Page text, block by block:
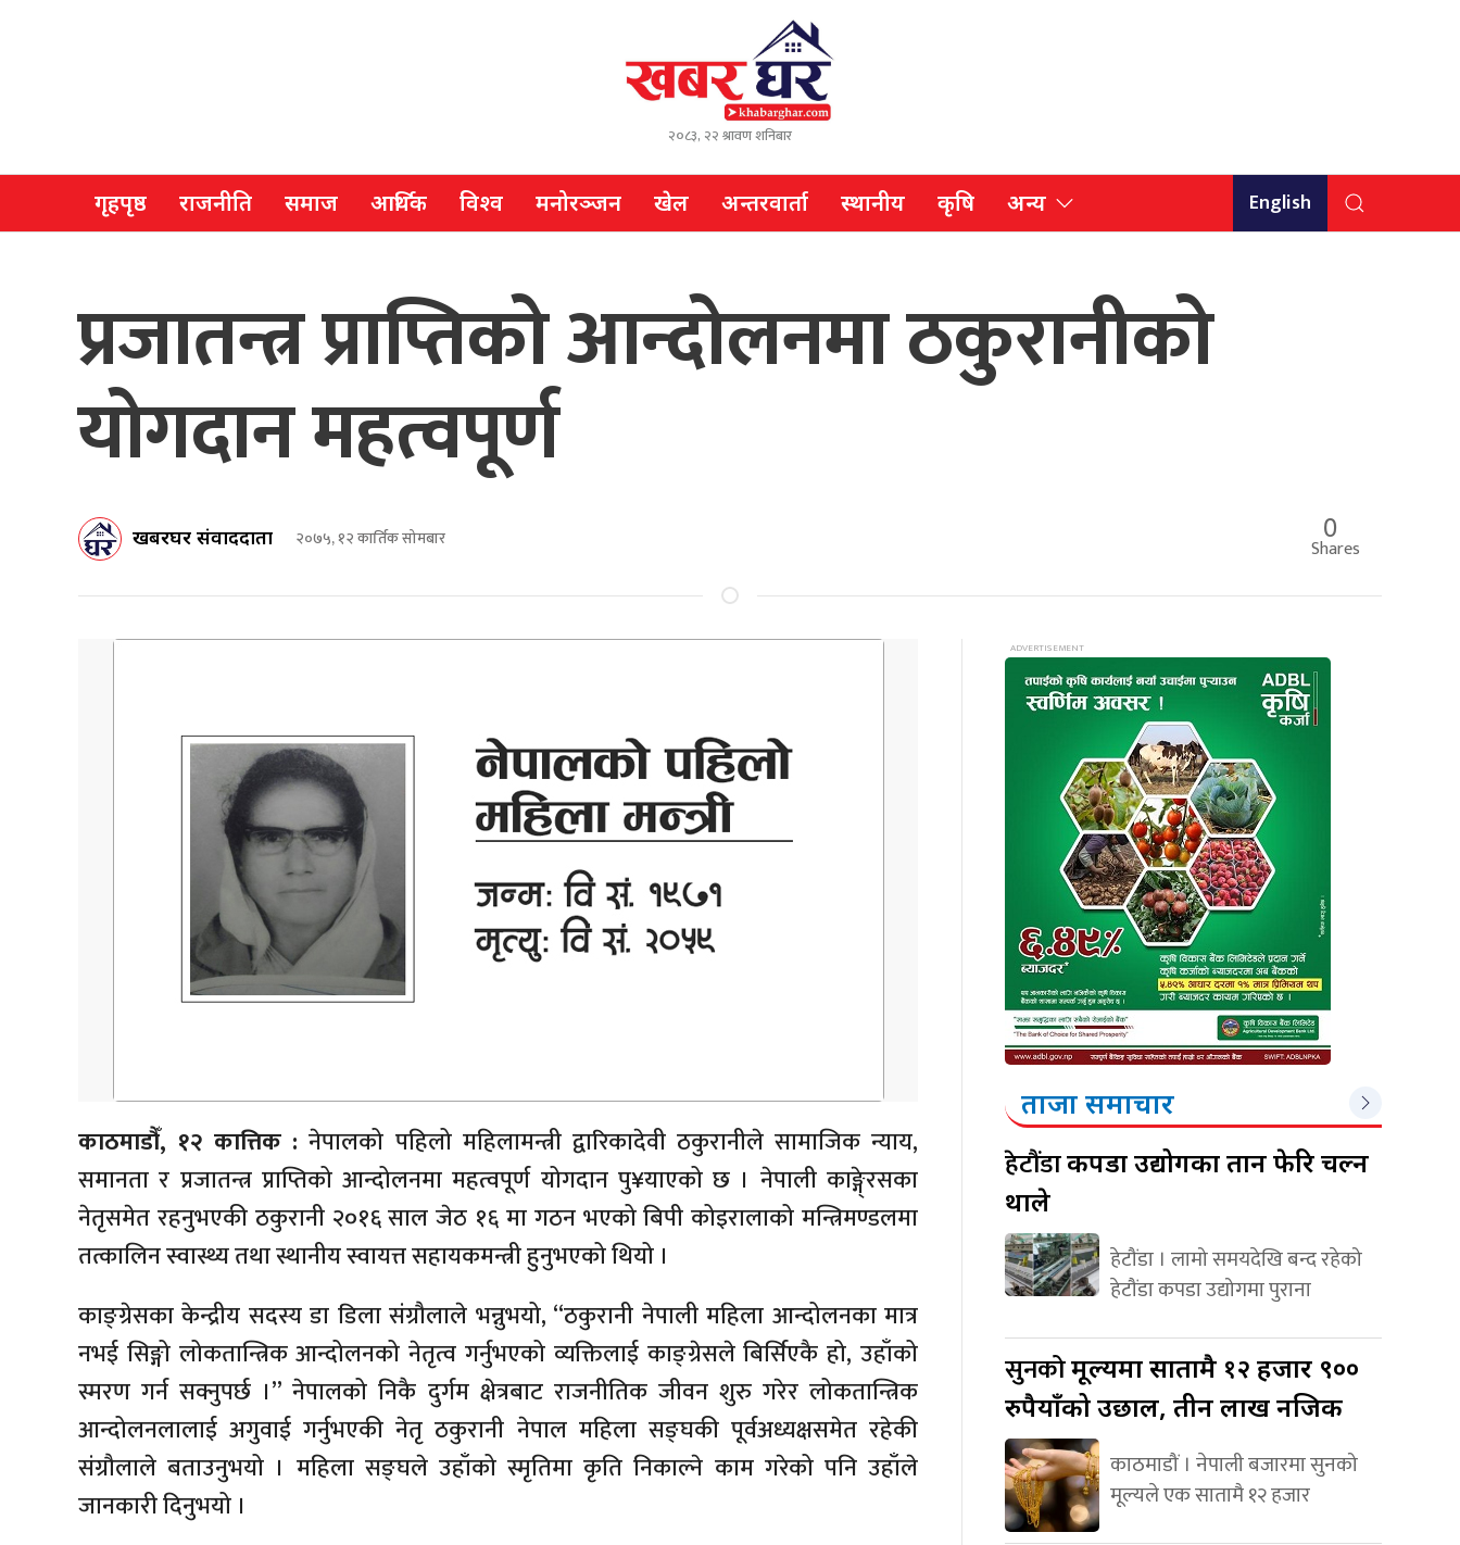
२०८३, २२ श्रावण शनिबार
गृहपृष्ठ राजनीति समाज आर्थिक विश्व मनोरञ्जन खेल अन्तरवार्ता स्थानीय कृषि अन्य English
प्रजातन्त्र प्राप्तिको आन्दोलनमा ठकुरानीको
योगदान महत्वपूर्ण
खबरघर संवाददाता २०७५, १२ कार्तिक सोमबार 0
Shares
काठमाडौँ, १२ कात्तिक : नेपालको पहिलो महिलामन्त्री द्वारिकादेवी ठकुरानीले सामाजिक न्याय,
समानता र प्रजातन्त्र प्राप्तिको आन्दोलनमा महत्वपूर्ण योगदान पु¥याएको छ । नेपाली काङ्गे्रसका
नेतृसमेत रहनुभएकी ठकुरानी २०१६ साल जेठ १६ मा गठन भएको बिपी कोइरालाको मन्त्रिमण्डलमा
तत्कालिन स्वास्थ्य तथा स्थानीय स्वायत्त सहायकमन्त्री हुनुभएको थियो ।
काङ्ग्रेसका केन्द्रीय सदस्य डा डिला संग्रौलाले भन्नुभयो, “ठकुरानी नेपाली महिला आन्दोलनका मात्र
नभई सिङ्गो लोकतान्त्रिक आन्दोलनको नेतृत्व गर्नुभएको व्यक्तिलाई काङ्ग्रेसले बिर्सिएकै हो, उहाँको
स्मरण गर्न सक्नुपर्छ ।” नेपालको निकै दुर्गम क्षेत्रबाट राजनीतिक जीवन शुरु गरेर लोकतान्त्रिक
आन्दोलनलालाई अगुवाई गर्नुभएकी नेतृ ठकुरानी नेपाल महिला सङ्घकी पूर्वअध्यक्षसमेत रहेकी
संग्रौलाले बताउनुभयो । महिला सङ्घले उहाँको स्मृतिमा कृति निकाल्ने काम गरेको पनि उहाँले
जानकारी दिनुभयो ।
ताजा समाचार
हेटौंडाकपडा उद्योगका तान फेरि चल्न
थाले
हेटौंडा । लामो समयदेखि बन्द रहेको
हेटौंडा कपडा उद्योगमा पुराना
सुनकोमूल्यमा सातामै १२ हजार ९००
रुपैयाँको उछाल, तीन लाख नजिक
काठमाडौं । नेपाली बजारमा सुनको
मूल्यले एक सातामै १२ हजार